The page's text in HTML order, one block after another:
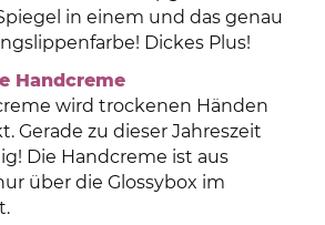
in einem und das genau
Dickes Plus!
Handcreme
wird trockenen Händen
Gerade zu dieser Jahreszeit
Die Handcreme ist aus
über die Glossybox im